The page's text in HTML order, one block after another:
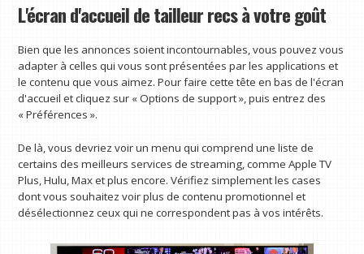
L'écran d'accueil de tailleur recs à votre goût
Bien que les annonces soient incontournables, vous pouvez vous
adapter à celles qui vous sont présentées par les applications et
le contenu que vous aimez. Pour faire cette tête en bas de l'écran
d'accueil et cliquez sur « Options de support », puis entrez des
« Préférences ».
De là, vous devriez voir un menu qui comprend une liste de
certains des meilleurs services de streaming, comme Apple TV
Plus, Hulu, Max et plus encore. Vérifiez simplement les cases
dont vous souhaitez voir plus de contenu promotionnel et
désélectionnez ceux qui ne correspondent pas à vos intérêts.